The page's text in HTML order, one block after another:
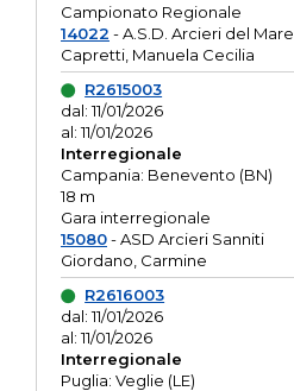
Campionato Regionale
14022 - A.S.D. Arcieri del Mare
Capretti, Manuela Cecilia
R2615003
dal: 11/01/2026
al: 11/01/2026
Interregionale
Campania: Benevento (BN)
18 m
Gara interregionale
15080- ASD Arcieri Sanniti
Giordano, Carmine
R2616003
dal: 11/01/2026
al: 11/01/2026
Interregionale
Puglia: Veglie (LE)